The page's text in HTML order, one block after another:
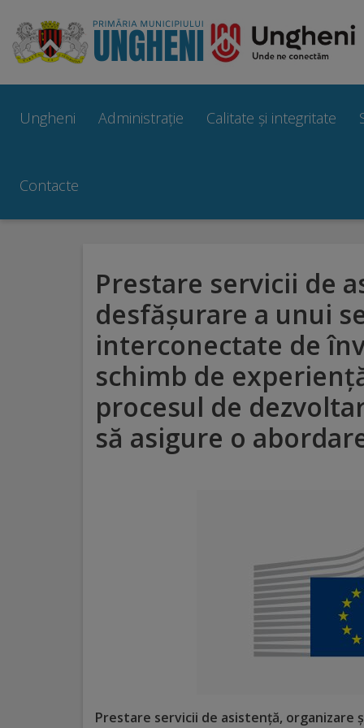
Ungheni
Prezentare
Simbolurile
orașului
brand
înfrățite
Distincții
Cetățeni
Ungheni Administrație Calitate și integritate
Contacte
Prestare servicii de
desfășurare a unui
interconectate de
schimb de
procesul de
să asigure o
Prestare servicii de asistență,